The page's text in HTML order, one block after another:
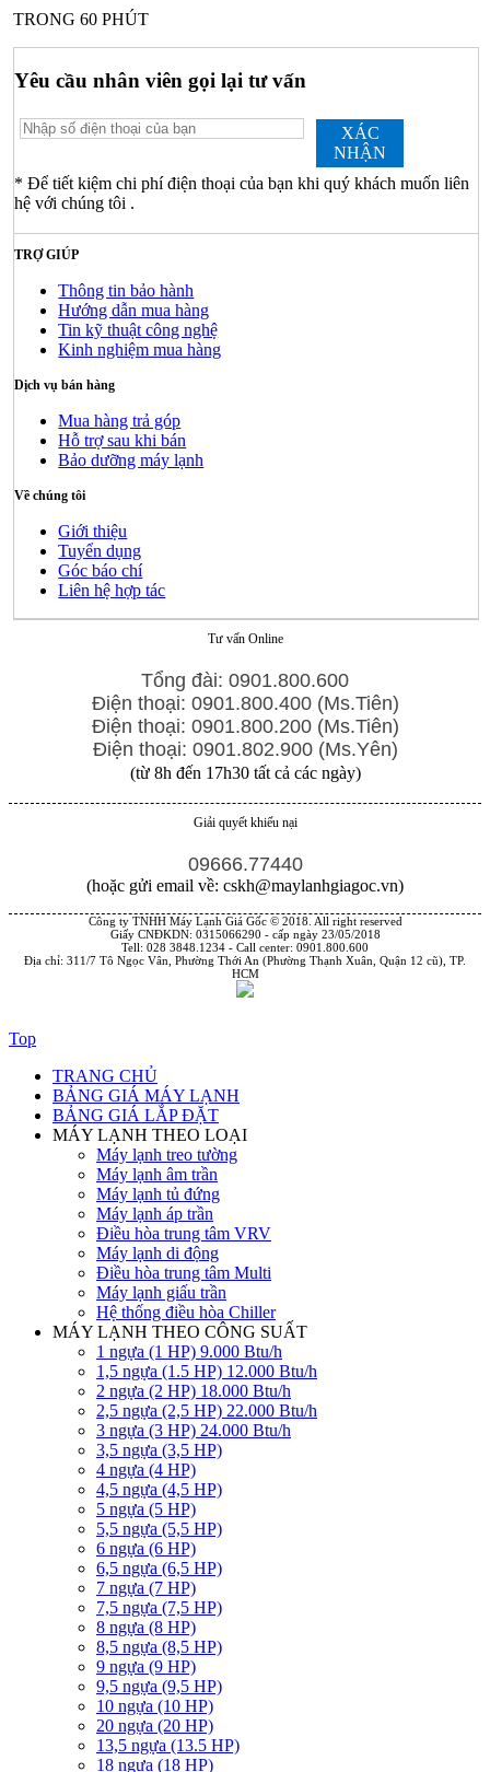
TRONG 60 PHÚT
Yêu cầu nhân viên gọi lại tư vấn
XÁC
NHẬN
* Để tiết kiệm chi phí điện thoại của bạn khi quý khách muốn liên
hệ với chúng tôi .
TRỢ GIÚP
Thông tin bảo hành
Hướng dẫn mua hàng
Tin kỹ thuật công nghệ
Kinh nghiệm mua hàng
Dịch vụ bán hàng
Mua hàng trả góp
Hỗ trợ sau khi bán
Bảo dưỡng máy lạnh
Về chúng tôi
Giới thiệu
Tuyển dụng
Góc báo chí
Liên hệ hợp tác
Tư vấn Online
Tổng đài: 0901.800.600
Điện thoại: 0901.800.400 (Ms.Tiên)
Điện thoại: 0901.800.200 (Ms.Tiên)
Điện thoại: 0901.802.900 (Ms.Yên)
(từ 8h đến 17h30 tất cả các ngày)
Giải quyết khiếu nại
09666.77440
(hoặc gửi email về: cskh@maylanhgiagoc.vn)
Công ty TNHH Máy Lạnh Giá Gốc © 2018. All right reserved
Giấy CNĐKDN: 0315066290 - cấp ngày 23/05/2018
Tell: 028 3848.1234 - Call center: 0901.800.600
Địa chỉ: 311/7 Tô Ngọc Vân, Phường Thới An (Phường Thạnh Xuân, Quận 12 cũ), TP.
HCM
Top
TRANG CHỦ
BẢNG GIÁ MÁY LẠNH
BẢNG GIÁ LẮP ĐẶT
MÁY LẠNH THEO LOẠI
Máy lạnh treo tường
Máy lạnh âm trần
Máy lạnh tủ đứng
Máy lạnh áp trần
Điều hòa trung tâm VRV
Máy lạnh di động
Điều hòa trung tâm Multi
Máy lạnh giấu trần
Hệ thống điều hòa Chiller
MÁY LẠNH THEO CÔNG SUẤT
1 ngựa (1 HP) 9.000 Btu/h
1,5 ngựa (1.5 HP) 12.000 Btu/h
2 ngựa (2 HP) 18.000 Btu/h
2,5 ngựa (2,5 HP) 22.000 Btu/h
3 ngựa (3 HP) 24.000 Btu/h
3,5 ngựa (3,5 HP)
4 ngựa (4 HP)
4,5 ngựa (4,5 HP)
5 ngựa (5 HP)
5,5 ngựa (5,5 HP)
6 ngựa (6 HP)
6,5 ngựa (6,5 HP)
7 ngựa (7 HP)
7,5 ngựa (7,5 HP)
8 ngựa (8 HP)
8,5 ngựa (8,5 HP)
9 ngựa (9 HP)
9,5 ngựa (9,5 HP)
10 ngựa (10 HP)
20 ngựa (20 HP)
13,5 ngựa (13.5 HP)
18 ngựa (18 HP)